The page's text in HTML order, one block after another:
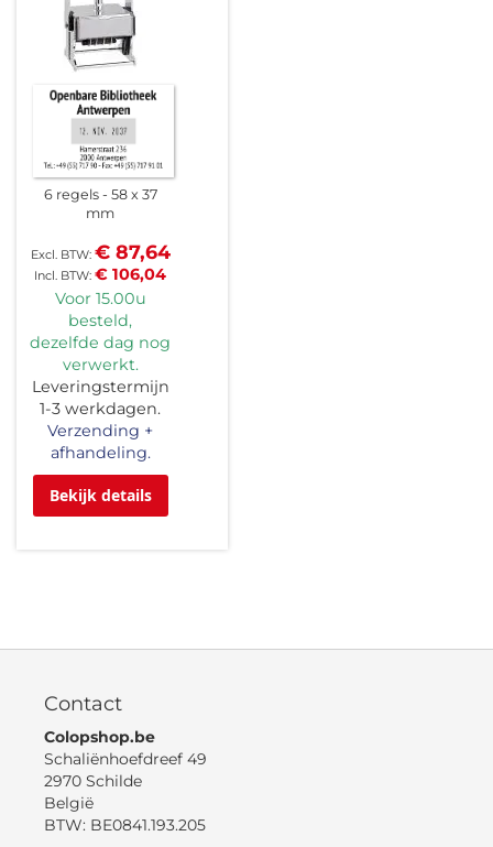
6 regels
58 x 37
mm
€ 106,04
€ 87,64
Voor 15.00u
besteld,
dezelfde dag nog
verwerkt.
Leveringstermijn
1-3 werkdagen.
Verzending +
afhandeling.
Bekijk details
Contact
Colopshop.be
Schaliënhoefdreef 49
2970 Schilde
België
BTW: BE0841.193.205